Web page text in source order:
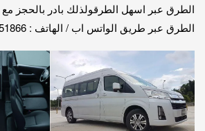
الطرق عبر اسهل الطرقولذلك بادر بالحجز مع
الطرق عبر طريق الواتس اب / الهاتف : 01067451866